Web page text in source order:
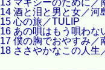
13 マキシーのために／
14 酒と泪と男と女／河
15 心の旅／TULIP
16 あの唄はもう唄わな
17 僕の胸でおやすみ／
18 ささやかなこの人生